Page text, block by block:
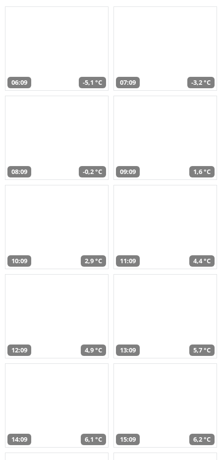
06:09 -5,1 °C 07:09 -3,2 °C
08:09 -0,2 °C 09:09 1,6 °C
10:09 2,9 °C 11:09 4,4 °C
12:09 4,9 °C 13:09 5,7 °C
14:09 6,1 °C 15:09 6,2 °C